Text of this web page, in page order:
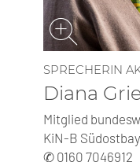
SP­RE­CHE­RIN
Diana
Mitglied
KiN-B
✆ 0160 7046912